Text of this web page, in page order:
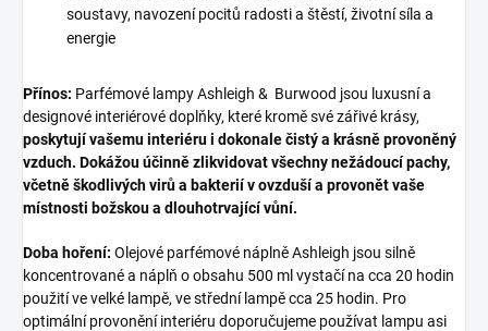
soustavy, navození pocitů radosti a štěstí, životní síla a
energie
Přínos: Parfémové lampy Ashleigh & Burwood jsou luxusní a
designové interiérové doplňky, které kromě své zářivé krásy,
poskytují vašemu interiéru i dokonale čistý a krásně provoněný
vzduch. Dokážou účinně zlikvidovat všechny nežádoucí pachy,
včetně škodlivých virů a bakterií v ovzduší a provonět vaše
místnosti božskou a dlouhotrvající vůní.
Doba hoření: Olejové parfémové náplně Ashleigh jsou silně
koncentrované a náplň o obsahu 500 ml vystačí na cca 20 hodin
použití ve velké lampě, ve střední lampě cca 25 hodin. Pro
optimální provonění interiéru doporučujeme používat lampu asi